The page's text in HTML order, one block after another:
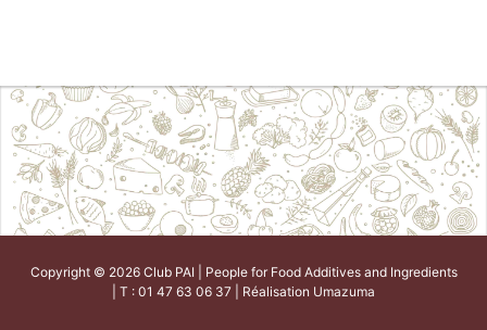
Copyright © 2026 Club PAI | People for Food Additives and Ingredients
| T : 01 47 63 06 37 | Réalisation Umazuma